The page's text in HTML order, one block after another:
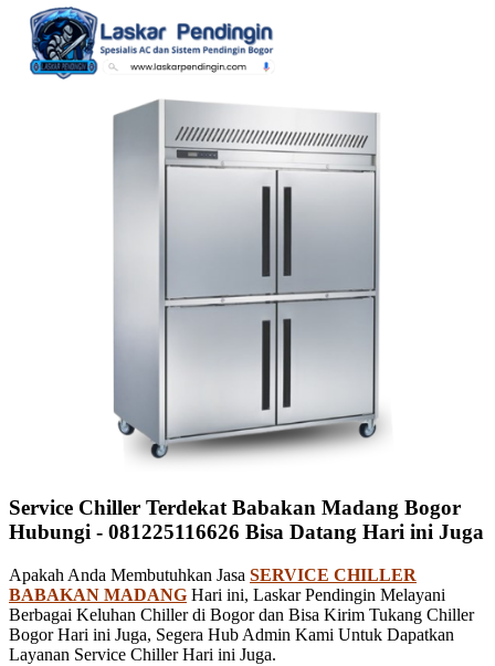
Service Chiller Terdekat Babakan Madang Bogor
Hubungi - 081225116626 Bisa Datang Hari ini Juga
Apakah Anda Membutuhkan Jasa SERVICE CHILLER
BABAKAN MADANG Hari ini, Laskar Pendingin Melayani
Berbagai Keluhan Chiller di Bogor dan Bisa Kirim Tukang Chiller
Bogor Hari ini Juga, Segera Hub Admin Kami Untuk Dapatkan
Layanan Service Chiller Hari ini Juga.